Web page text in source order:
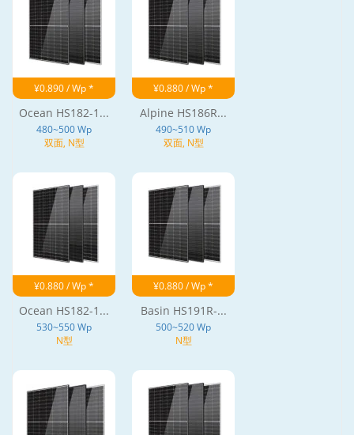
¥0.890 / Wp *
Ocean HS182-1...
480~500 Wp
双面, N型
¥0.880 / Wp *
Alpine HS186R...
490~510 Wp
双面, N型
¥0.880 / Wp *
Ocean HS182-1...
530~550 Wp
N型
¥0.880 / Wp *
Basin HS191R-...
500~520 Wp
N型